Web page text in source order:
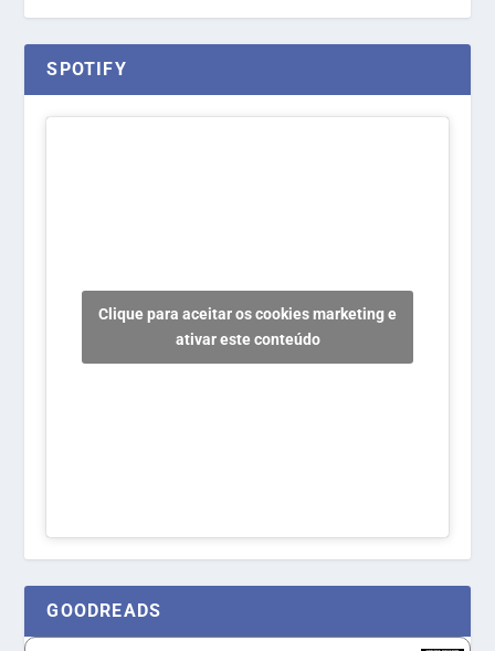
SPOTIFY
Clique para aceitar os cookies marketing e
ativar este conteúdo
GOODREADS